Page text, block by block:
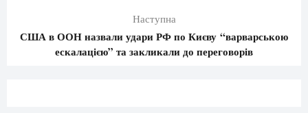
Наступна
США в ООН назвали удари РФ по Києву “варварською
ескалацією” та закликали до переговорів